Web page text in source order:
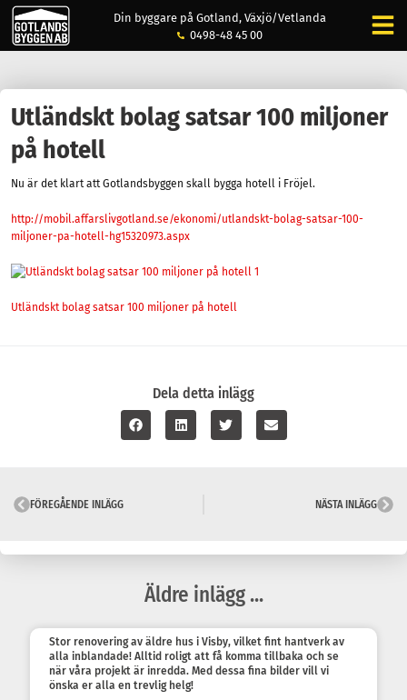
Din byggare på Gotland, Växjö/Vetlanda
0498-48 45 00
Utländskt bolag satsar 100 miljoner
på hotell
Nu är det klart att Gotlandsbyggen skall bygga hotell i Fröjel.
http://mobil.affarslivgotland.se/ekonomi/utlandskt-bolag-satsar-100-
miljoner-pa-hotell-hg15320973.aspx
Utländskt bolag satsar 100 miljoner på hotell
Dela detta inlägg
FÖREGÅENDE INLÄGG NÄSTA INLÄGG
Äldre inlägg ...
Stor renovering av äldre hus i Visby, vilket fint hantverk av
alla inblandade! Alltid roligt att få komma tillbaka och se
när våra projekt är inredda. Med dessa fina bilder vill vi
önska er alla en trevlig helg!